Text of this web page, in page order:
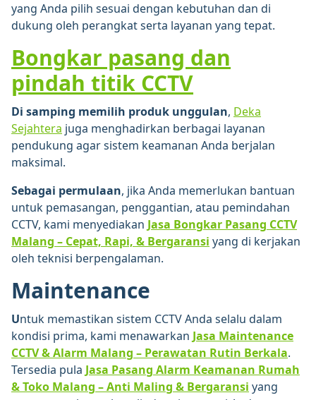
yang Anda pilih sesuai dengan kebutuhan dan di
dukung oleh perangkat serta layanan yang tepat.
Bongkar pasang dan
pindah titik CCTV
Di samping memilih produk unggulan, Deka
Sejahtera juga menghadirkan berbagai layanan
pendukung agar sistem keamanan Anda berjalan
maksimal.
Sebagai permulaan, jika Anda memerlukan bantuan
untuk pemasangan, penggantian, atau pemindahan
CCTV, kami menyediakan Jasa Bongkar Pasang CCTV
Malang – Cepat, Rapi, & Bergaransi yang di kerjakan
oleh teknisi berpengalaman.
Maintenance
Untuk memastikan sistem CCTV Anda selalu dalam
kondisi prima, kami menawarkan Jasa Maintenance
CCTV & Alarm Malang – Perawatan Rutin Berkala.
Tersedia pula Jasa Pasang Alarm Keamanan Rumah
& Toko Malang – Anti Maling & Bergaransi yang